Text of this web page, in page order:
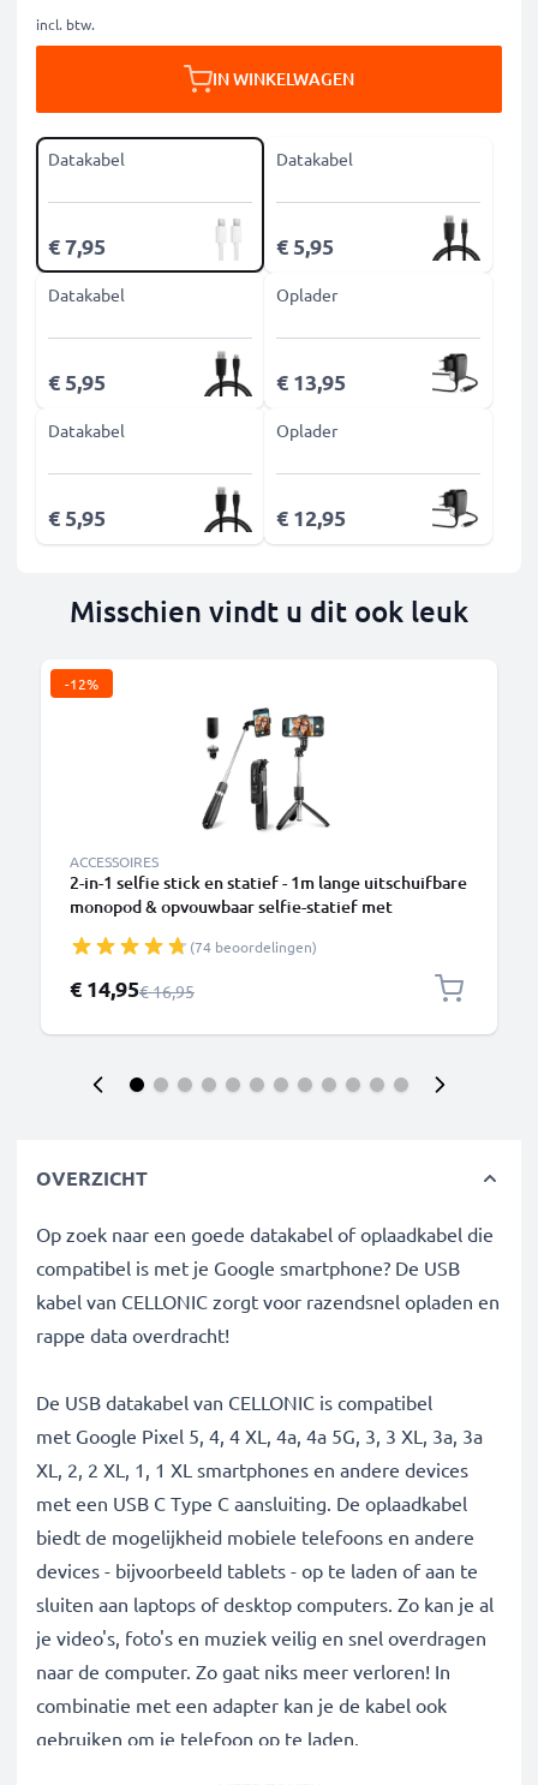
incl. btw.
IN WINKELWAGEN
Datakabel
€ 7,95
Datakabel
€ 5,95
Datakabel
€ 5,95
Oplader
€ 13,95
Datakabel
€ 5,95
Oplader
€ 12,95
Misschien vindt u dit ook leuk
-12%
ACCESSOIRES
2-in-1 selfie stick en statief - 1m lange uitschuifbare
monopod & opvouwbaar selfie-statief met
- compatibel met iPhone, GoPro, Android & meer –
Zwart
(74 beoordelingen)
Speciale prijs
€ 14,95Normale prijs
€ 16,95
OVERZICHT
Op zoek naar een goede datakabel of oplaadkabel die
compatibel is met je Google smartphone? De USB
kabel van CELLONIC zorgt voor razendsnel opladen en
rappe data overdracht!
De USB datakabel van CELLONIC is compatibel
met Google Pixel 5, 4, 4 XL, 4a, 4a 5G, 3, 3 XL, 3a, 3a
XL, 2, 2 XL, 1, 1 XL smartphones en andere devices
met een USB C Type C aansluiting. De oplaadkabel
biedt de mogelijkheid mobiele telefoons en andere
devices - bijvoorbeeld tablets - op te laden of aan te
sluiten aan laptops of desktop computers. Zo kan je al
je video's, foto's en muziek veilig en snel overdragen
naar de computer. Zo gaat niks meer verloren! In
combinatie met een adapter kan je de kabel ook
gebruiken om je telefoon op te laden.